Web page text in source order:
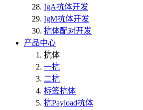
IgA抗体开发
IgM抗体开发
抗体配对开发
产品中心
抗体
一抗
二抗
标签抗体
抗Payload抗体